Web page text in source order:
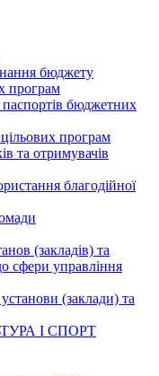
бюджету
програм
бюджетних
програм
та отримувачів
благодійної
(закладів) та
сфери управління
(заклади) та
І СПОРТ